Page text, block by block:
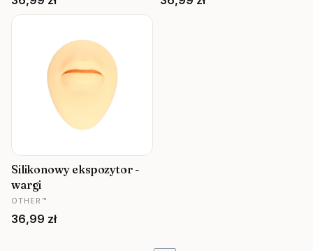
Silikonowy ekspozytor -
wargi
PRODUCENT
OTHER™
Cena
36,99 zł